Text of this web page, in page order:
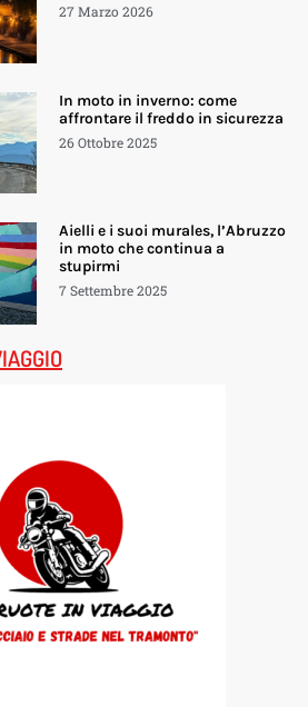
27 Marzo 2026
In moto in inverno: come
affrontare il freddo in sicurezza
26 Ottobre 2025
Aielli e i suoi murales, l’Abruzzo
in moto che continua a
stupirmi
7 Settembre 2025